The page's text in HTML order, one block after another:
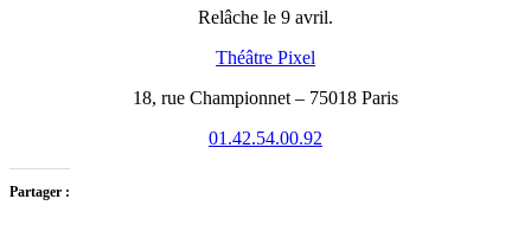
Relâche le 9 avril.
Théâtre Pixel
18, rue Championnet – 75018 Paris
01.42.54.00.92
Partager :